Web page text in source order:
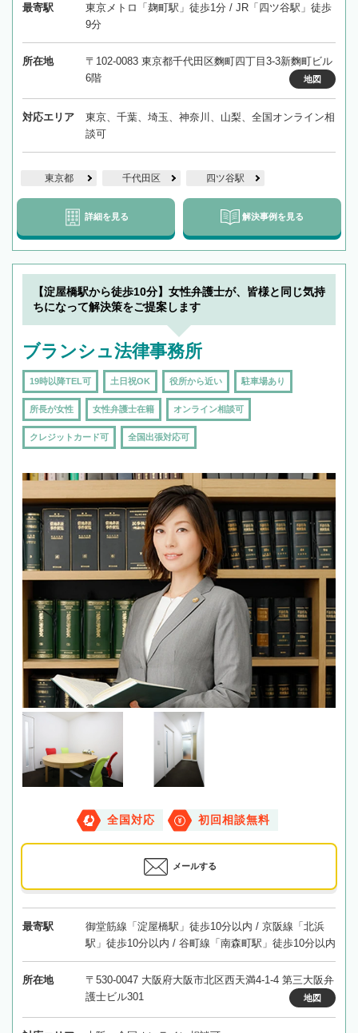
最寄駅
東京メトロ「麹町駅」徒歩1分 / JR「四ツ谷駅」徒歩
9分
所在地
〒102-0083 東京都千代田区麴町四丁目3-3新麴町ビル
6階
地図
対応エリア
東京、千葉、埼玉、神奈川、山梨、全国オンライン相
談可
東京都 千代田区 四ツ谷駅
詳細を見る 解決事例を見る
【淀屋橋駅から徒歩10分】女性弁護士が、皆様と同じ気持
ちになって解決策をご提案します
ブランシュ法律事務所
19時以降TEL可 土日祝OK 役所から近い 駐車場あり
所長が女性 女性弁護士在籍 オンライン相談可
クレジットカード可 全国出張対応可
全国対応 初回相談無料
メールする
最寄駅
御堂筋線「淀屋橋駅」徒歩10分以内 / 京阪線「北浜
駅」徒歩10分以内 / 谷町線「南森町駅」徒歩10分以内
所在地
〒530-0047 大阪府大阪市北区西天満4-1-4 第三大阪弁
護士ビル301
地図